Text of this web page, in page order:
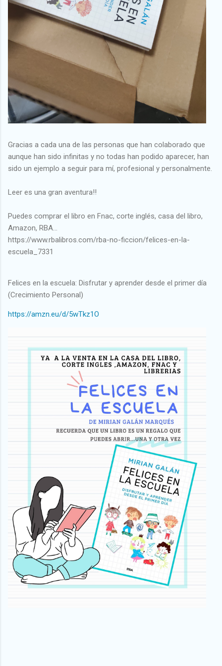
Gracias a cada una de las personas que han colaborado que
aunque han sido infinitas y no todas han podido aparecer, han
sido un ejemplo a seguir para mí, profesional y personalmente.
Leer es una gran aventura!!
Puedes comprar el libro en Fnac, corte inglés, casa del libro,
Amazon, RBA...
https://www.rbalibros.com/rba-no-ficcion/felices-en-la-
escuela_7331
Felices en la escuela: Disfrutar y aprender desde el primer día
(Crecimiento Personal)
https://amzn.eu/d/5wTkz1O